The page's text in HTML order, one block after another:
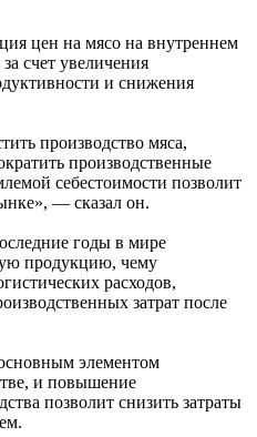
цен на мясо на внутреннем
счет увеличения
и снижения
производство мяса,
производственные
себестоимости позволит
— сказал он.
годы в мире
продукцию, чему
расходов,
затрат после
элементом
и повышение
позволит снизить затраты